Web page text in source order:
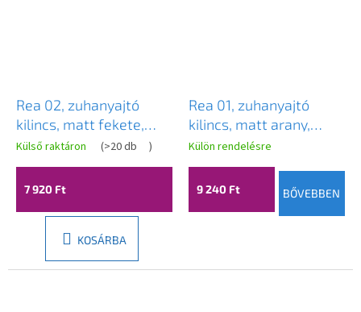
Rea 02, zuhanyajtó
kilincs, matt fekete,
REA-03703
Külső raktáron (>20 db )
7 920 Ft
KOSÁRBA
Rea 01, zuhanyajtó
kilincs, matt arany,
REA-03701
Külön rendelésre
9 240 Ft BŐVEBBEN